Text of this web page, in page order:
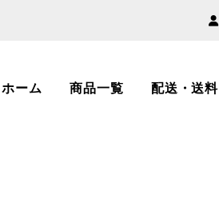
ホーム 商品一覧 配送・送料